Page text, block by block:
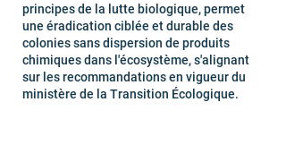
principes de la lutte biologique, permet
une éradication ciblée et durable des
colonies sans dispersion de produits
chimiques dans l'écosystème, s'alignant
sur les recommandations en vigueur du
ministère de la Transition Écologique.